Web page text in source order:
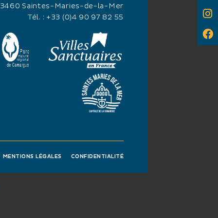
10 € (par lit)
€ (pour 8
draps et
de juillet à aout
de draps et
Saintes-Maries-de-la-Mer
Tél. : +33 (0)4 90 97 82 55
MENTIONS LÉGALES CONFIDENTIALITÉ